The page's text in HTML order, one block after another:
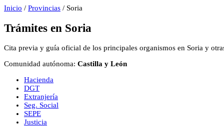
Inicio / Provincias / Soria
Trámites en Soria
Cita previa y guía oficial de los principales organismos en Soria y
Comunidad autónoma: Castilla y León
Hacienda
DGT
Extranjería
Seg. Social
SEPE
Justicia